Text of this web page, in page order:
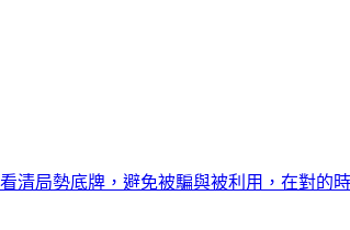
清局勢底牌，避免被騙與被利用，在對的